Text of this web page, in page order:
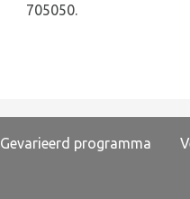
705050.
Gevarieerd programma